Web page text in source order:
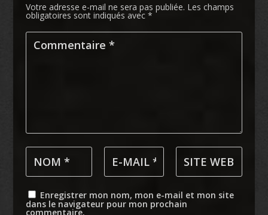
Votre adresse e-mail ne sera pas publiée. Les champs
obligatoires sont indiqués avec *
Enregistrer mon nom, mon e-mail et mon site
dans le navigateur pour mon prochain
commentaire.